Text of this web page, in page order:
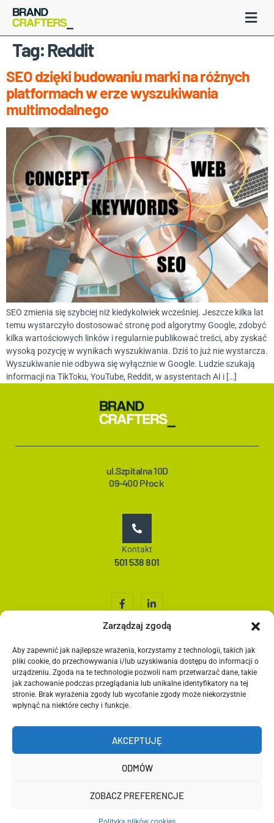
Zarządzaj zgodą
Aby zapewnić jak najlepsze wrażenia, korzystamy z technologii, takich jak
pliki cookie, do przechowywania i/lub uzyskiwania dostępu do informacji o
urządzeniu. Zgoda na te technologie pozwoli nam przetwarzać dane, takie
jak zachowanie podczas przeglądania lub unikalne identyfikatory na tej
stronie. Brak wyrażenia zgody lub wycofanie zgody może niekorzystnie
wpłynąć na niektóre cechy i funkcje.
AKCEPTUJĘ
ODMÓW
ZOBACZ PREFERENCJE
Tag:Reddit
SEO dzięki budowaniu marki na różnych
platformach w erze wyszukiwania
multimodalnego
SEO zmienia się szybciej niż kiedykolwiek wcześniej. Jeszcze kilka lat
temu wystarczyło dostosować stronę pod algorytmy Google, zdobyć
kilka wartościowych linków i regularnie publikować treści, aby zyskać
wysoką pozycję w wynikach wyszukiwania. Dziś to już nie wystarcza.
Wyszukiwanie nie odbywa się wyłącznie w Google. Ludzie szukają
informacji na TikToku, YouTube, Reddit, w asystentach AI i […]
ul.Szpitalna 10D
09-400 Płock
Kontakt
501 538 801
Home
O nas
Co robimy?
Media społecznościowe
Blog